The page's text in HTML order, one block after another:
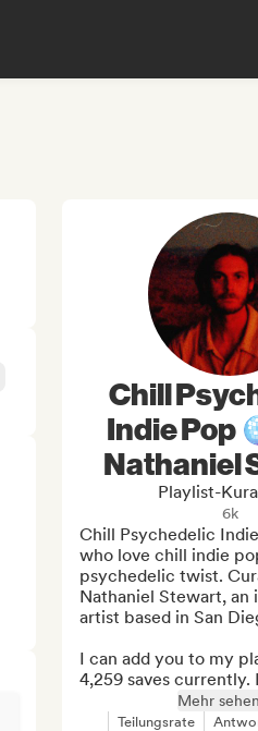
Chill
Indie Pop
Nathaniel
Playlist-
6k
Chill Psychedelic
who love chill indie
psychedelic twist.
Nathaniel Stewart, an
artist based in San
I can add you to my
4,259 saves currently.
Mehr sehen
Teilungsrate